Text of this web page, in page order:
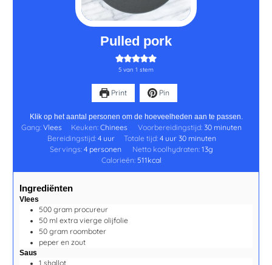
Pulled pork
5 van 1 stem
Print Pin
Klik op het aantal personen om de hoeveelheden aan te passen.
Gang: Vlees Keuken: Chinees Voorbereidingstijd:30 minuten
Bereidingstijd: 4 uur Totale tijd: 4 uur 30 minuten
Servings:4 personen Netto koolhydraten: 13g
Calorieën: 511kcal
Ingrediënten
Vlees
500 gram procureur
50 ml extra vierge olijfolie
50 gram roomboter
peper en zout
Saus
1 shallot